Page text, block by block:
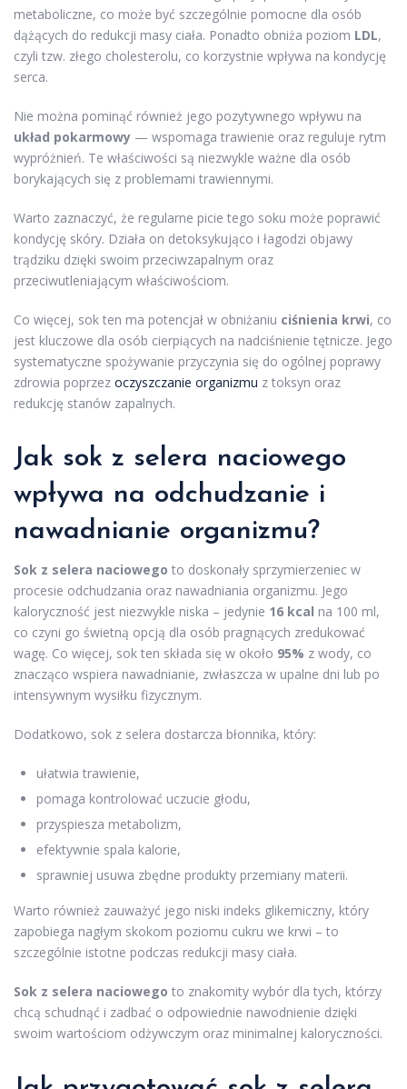
metaboliczne, co może być szczególnie pomocne dla osób
dążących do redukcji masy ciała. Ponadto obniża poziom LDL,
czyli tzw. złego cholesterolu, co korzystnie wpływa na kondycję
serca.
Nie można pominąć również jego pozytywnego wpływu na
układ pokarmowy — wspomaga trawienie oraz reguluje rytm
wypróżnień. Te właściwości są niezwykle ważne dla osób
borykających się z problemami trawiennymi.
Warto zaznaczyć, że regularne picie tego soku może poprawić
kondycję skóry. Działa on detoksykująco i łagodzi objawy
trądziku dzięki swoim przeciwzapalnym oraz
przeciwutleniającym właściwościom.
Co więcej, sok ten ma potencjał w obniżaniu ciśnienia krwi, co
jest kluczowe dla osób cierpiących na nadciśnienie tętnicze. Jego
systematyczne spożywanie przyczynia się do ogólnej poprawy
zdrowia poprzez oczyszczanie organizmu z toksyn oraz
redukcję stanów zapalnych.
Jak sok z selera naciowego
wpływa na odchudzanie i
nawadnianie organizmu?
Sok z selera naciowego to doskonały sprzymierzeniec w
procesie odchudzania oraz nawadniania organizmu. Jego
kaloryczność jest niezwykle niska – jedynie 16 kcal na 100 ml,
co czyni go świetną opcją dla osób pragnących zredukować
wagę. Co więcej, sok ten składa się w około 95% z wody, co
znacząco wspiera nawadnianie, zwłaszcza w upalne dni lub po
intensywnym wysiłku fizycznym.
Dodatkowo, sok z selera dostarcza błonnika, który:
ułatwia trawienie,
pomaga kontrolować uczucie głodu,
przyspiesza metabolizm,
efektywnie spala kalorie,
sprawniej usuwa zbędne produkty przemiany materii.
Warto również zauważyć jego niski indeks glikemiczny, który
zapobiega nagłym skokom poziomu cukru we krwi – to
szczególnie istotne podczas redukcji masy ciała.
Sok z selera naciowego to znakomity wybór dla tych, którzy
chcą schudnąć i zadbać o odpowiednie nawodnienie dzięki
swoim wartościom odżywczym oraz minimalnej kaloryczności.